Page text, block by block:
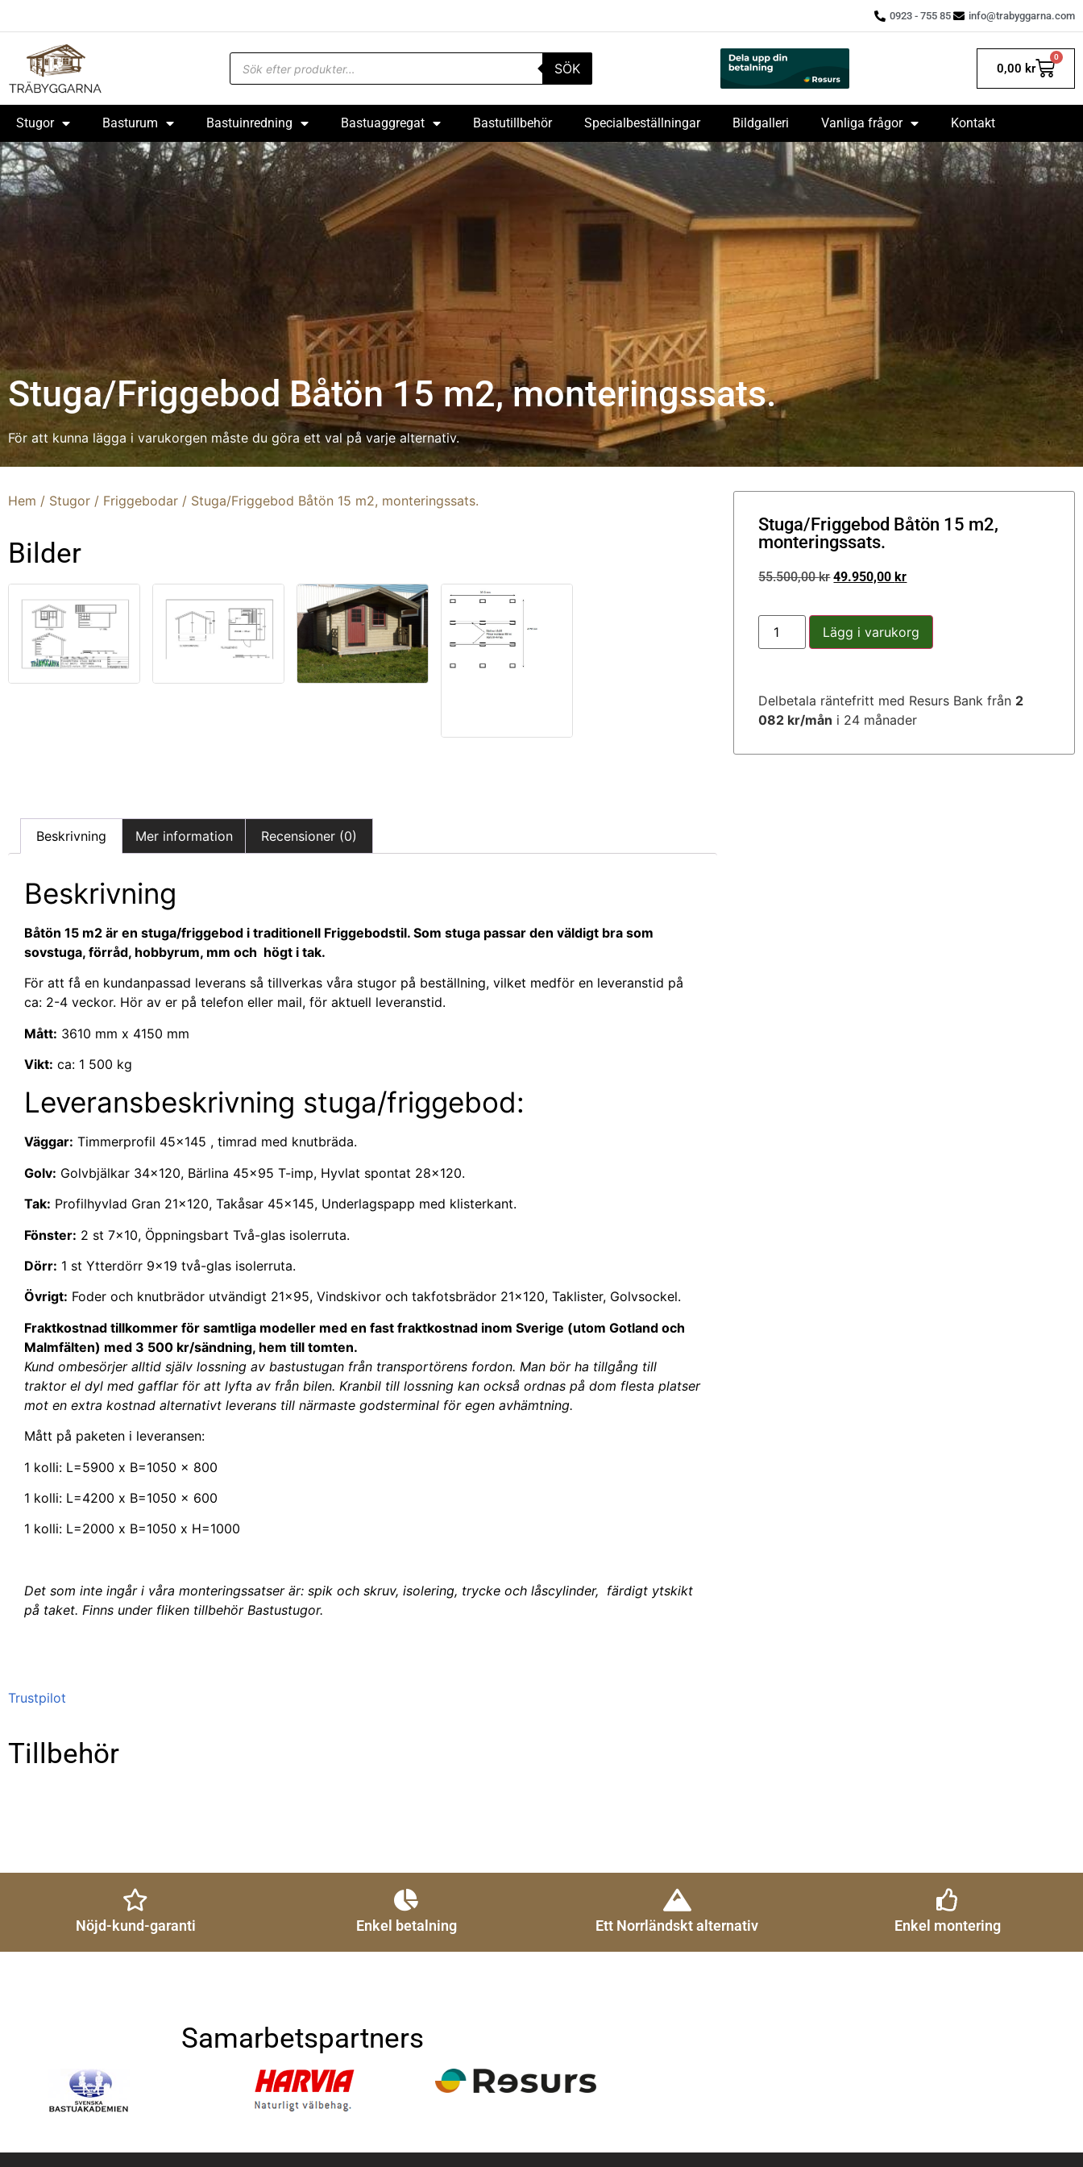
0923 - 755 85 info@trabyggarna.com
SÖK 0,00 kr
0
Stugor Basturum Bastuinredning Bastuaggregat Bastutillbehör Specialbeställningar Bildgalleri Vanliga frågor Kontakt
Stuga/Friggebod Båtön 15 m2, monteringssats.
För att kunna lägga i varukorgen måste du göra ett val på varje alternativ.
Hem / Stugor / Friggebodar / Stuga/Friggebod Båtön 15 m2, monteringssats.
Bilder
Beskrivning Mer information Recensioner (0)
Beskrivning
Båtön 15 m2 är en stuga/friggebod i traditionell Friggebodstil. Som stuga passar den väldigt bra som
sovstuga, förråd, hobbyrum, mm och högt i tak.
För att få en kundanpassad leverans så tillverkas våra stugor på beställning, vilket medför en leveranstid på
ca: 2-4 veckor. Hör av er på telefon eller mail, för aktuell leveranstid.
Mått: 3610 mm x 4150 mm
Vikt: ca: 1 500 kg
Leveransbeskrivning stuga/friggebod:
Väggar: Timmerprofil 45×145 , timrad med knutbräda.
Golv: Golvbjälkar 34×120, Bärlina 45×95 T-imp, Hyvlat spontat 28×120.
Tak: Profilhyvlad Gran 21×120, Takåsar 45×145, Underlagspapp med klisterkant.
Fönster: 2 st 7×10, Öppningsbart Två-glas isolerruta.
Dörr: 1 st Ytterdörr 9×19 två-glas isolerruta.
Övrigt: Foder och knutbrädor utvändigt 21×95, Vindskivor och takfotsbrädor 21×120, Taklister, Golvsockel.
Fraktkostnad tillkommer för samtliga modeller med en fast fraktkostnad inom Sverige (utom Gotland och
Malmfälten) med 3 500 kr/sändning, hem till tomten.
Kund ombesörjer alltid själv lossning av bastustugan från transportörens fordon. Man bör ha tillgång till
traktor el dyl med gafflar för att lyfta av från bilen. Kranbil till lossning kan också ordnas på dom flesta platser
mot en extra kostnad alternativt leverans till närmaste godsterminal för egen avhämtning.
Mått på paketen i leveransen:
1 kolli: L=5900 x B=1050 x 800
1 kolli: L=4200 x B=1050 x 600
1 kolli: L=2000 x B=1050 x H=1000
Det som inte ingår i våra monteringssatser är: spik och skruv, isolering, trycke och låscylinder, färdigt ytskikt
på taket. Finns under fliken tillbehör Bastustugor.
Stuga/Friggebod Båtön 15 m2,
monteringssats.
55.500,00kr 49.950,00 kr
Lägg i varukorg
Delbetala räntefritt med Resurs Bank från 2
082 kr/mån i 24 månader
Trustpilot
Tillbehör
Nöjd-kund-garanti Enkel betalning Ett Norrländskt alternativ Enkel montering
Samarbetspartners